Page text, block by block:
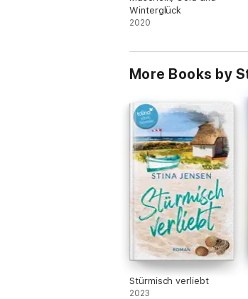
Winterglück
2020
More Books by
Stürmisch verliebt
2023